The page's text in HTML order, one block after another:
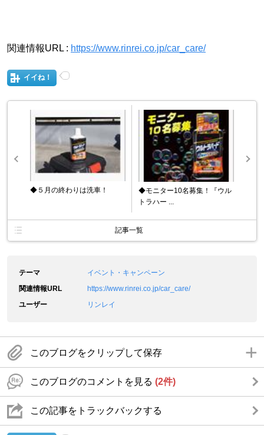
関連情報URL : https://www.rinrei.co.jp/car_care/
イイね！
◆５月の終わりは洗車！
◆モニター10名募集！『ウル
トラハー ...
記事一覧
テーマ
イベント・キャンペーン
関連情報URL
https://www.rinrei.co.jp/car_care/
ユーザー
リンレイ
このブログをクリップして保存
このブログのコメントを見る (2件)
この記事をトラックバックする